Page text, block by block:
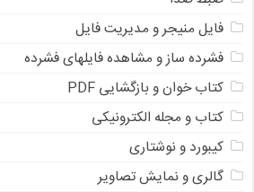
فایل منیجر و مدیریت فایل
فشرده ساز و مشاهده فایلهای فشرده
کتاب خوان و بازگشایی PDF
کتاب و مجله الکترونیکی
کیبورد و نوشتاری
گالری و نمایش تصاویر